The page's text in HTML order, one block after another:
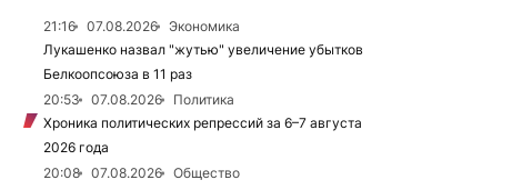
21:16 07.08.2026
Экономика
Лукашенко назвал "жутью" увеличение убытков
Белкоопсоюза в 11 раз
20:53
07.08.2026
Политика
Хроника политических репрессий за 6–7 августа
2026 года
20:08
07.08.2026
Общество